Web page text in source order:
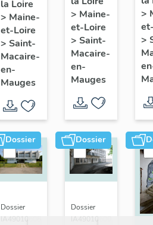
patrimoine
industriel
de la
commune
de
Saint-
Macaire-
en-
Mauges
la Loire
> Maine-
et-Loire
> Saint-
Macaire-
en-
Mauges
Chupin-
Vigneron,
94 rue
Choletaise,
Saint-
Macaire-
en-
Mauges
> Maine-
et-Loire
> Saint-
Macaire-
en-
Mauges
>
>
Dossier
Dossier
IA49010608
Dossier
Dossier
IA49010600